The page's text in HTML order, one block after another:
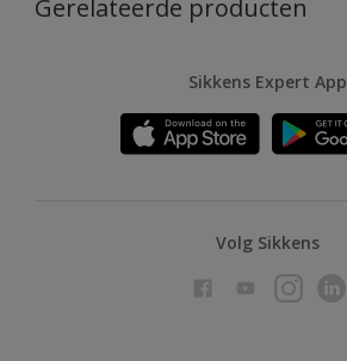
Gerelateerde producten
Sikkens Expert App
Volg Sikkens